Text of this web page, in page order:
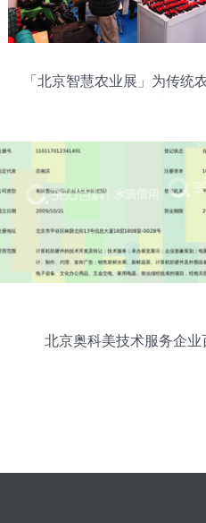
「北京智慧农业展」为传统
北京奥科美技术服务企业